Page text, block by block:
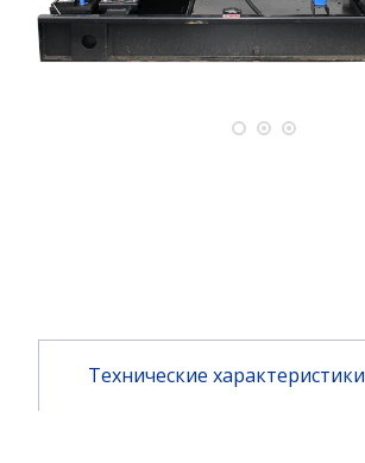
Технические характеристики